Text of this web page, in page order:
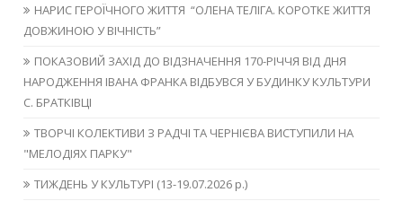
НАРИС ГЕРОЇЧНОГО ЖИТТЯ “ОЛЕНА ТЕЛІГА. КОРОТКЕ ЖИТТЯ
ДОВЖИНОЮ У ВІЧНІСТЬ”
ПОКАЗОВИЙ ЗАХІД ДО ВІДЗНАЧЕННЯ 170-РІЧЧЯ ВІД ДНЯ
НАРОДЖЕННЯ ІВАНА ФРАНКА ВІДБУВСЯ У БУДИНКУ КУЛЬТУРИ
С. БРАТКІВЦІ
ТВОРЧІ КОЛЕКТИВИ З РАДЧІ ТА ЧЕРНІЄВА ВИСТУПИЛИ НА
"МЕЛОДІЯХ ПАРКУ"
ТИЖДЕНЬ У КУЛЬТУРІ (13-19.07.2026 р.)